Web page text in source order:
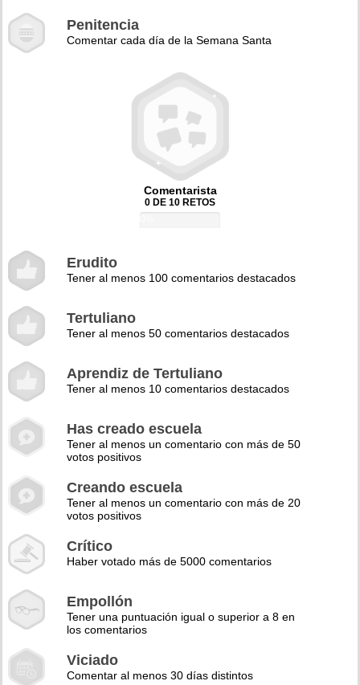
Penitencia
Comentar cada día de la Semana Santa
Comentarista
0 DE 10 RETOS
Erudito
Tener al menos 100 comentarios destacados
Tertuliano
Tener al menos 50 comentarios destacados
Aprendiz de Tertuliano
Tener al menos 10 comentarios destacados
Has creado escuela
Tener al menos un comentario con más de 50
votos positivos
Creando escuela
Tener al menos un comentario con más de 20
votos positivos
Crítico
Haber votado más de 5000 comentarios
Empollón
Tener una puntuación igual o superior a 8 en
los comentarios
Viciado
Comentar al menos 30 días distintos